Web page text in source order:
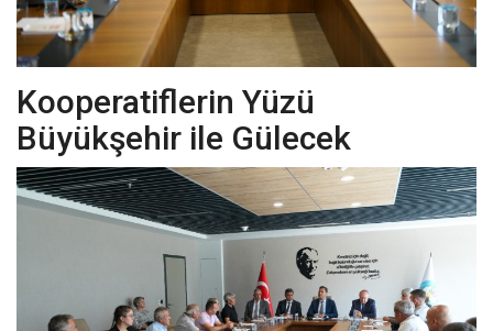
Kültür Sanat
Güncel
Galeri
Kooperatiflerin Yüzü
Büyükşehir ile Gülecek